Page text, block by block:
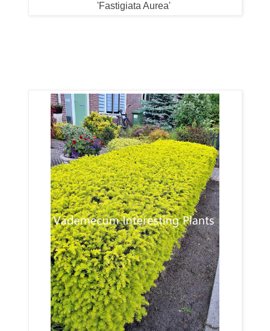
'Fastigiata Aurea'